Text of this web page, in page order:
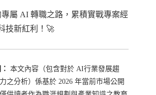
屬 AI 轉職之路，累積實戰專案經
技新紅利！🚀
本文內容（包含對於 AI行業發展趨
之分析）係基於 2026 年當前市場公開